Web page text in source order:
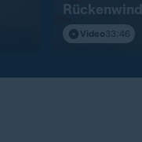
Rückenwind
Video33:46